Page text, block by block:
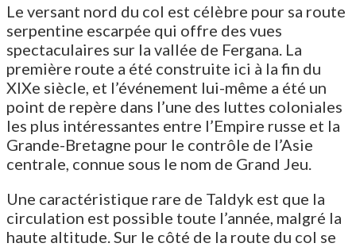
Le versant nord du col est célèbre pour sa route
serpentine escarpée qui offre des vues
spectaculaires sur la vallée de Fergana. La
première route a été construite ici à la fin du
XIXe siècle, et l’événement lui-même a été un
point de repère dans l’une des luttes coloniales
les plus intéressantes entre l’Empire russe et la
Grande-Bretagne pour le contrôle de l’Asie
centrale, connue sous le nom de Grand Jeu.
Une caractéristique rare de Taldyk est que la
circulation est possible toute l’année, malgré la
haute altitude. Sur le côté de la route du col se